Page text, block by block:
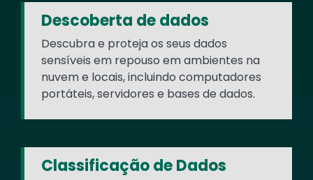
Descoberta de dados
Descubra e proteja os seus dados
sensíveis em repouso em ambientes na
nuvem e locais, incluindo computadores
portáteis, servidores e bases de dados.
Classificação de Dados